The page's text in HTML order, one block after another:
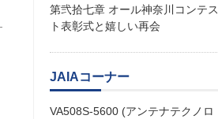
第弐拾七章 オール神奈川コンテス
ト表彰式と嬉しい再会
JAIAコーナー
VA508S-5600 (アンテナテクノロ